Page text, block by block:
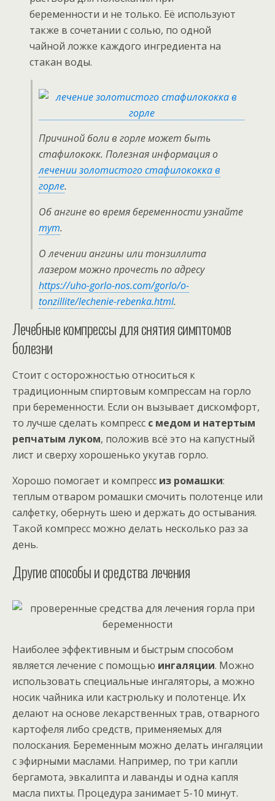
беременности и не только. Её используют
также в сочетании с солью, по одной
чайной ложке каждого ингредиента на
стакан воды.
Причиной боли в горле может быть
стафилококк. Полезная информация о
лечении золотистого стафилококка в
горле.
Об ангине во время беременности узнайте
тут.
О лечении ангины или тонзиллита
лазером можно прочесть по адресу
https://uho-gorlo-nos.com/gorlo/o-
tonzillite/lechenie-rebenka.html.
Лечебные компрессы для снятия симптомов
болезни
Стоит с осторожностью относиться к
традиционным спиртовым компрессам на горло
при беременности. Если он вызывает дискомфорт,
то лучше сделать компресс с медом и натертым
репчатым луком, положив всё это на капустный
лист и сверху хорошенько укутав горло.
Хорошо помогает и компресс из ромашки:
теплым отваром ромашки смочить полотенце или
салфетку, обернуть шею и держать до остывания.
Такой компресс можно делать несколько раз за
день.
Другие способы и средства лечения
Наиболее эффективным и быстрым способом
является лечение с помощью ингаляции. Можно
использовать специальные ингаляторы, а можно
носик чайника или кастрюльку и полотенце. Их
делают на основе лекарственных трав, отварного
картофеля либо средств, применяемых для
полоскания. Беременным можно делать ингаляции
с эфирными маслами. Например, по три капли
бергамота, эвкалипта и лаванды и одна капля
масла пихты. Процедура занимает 5-10 минут.